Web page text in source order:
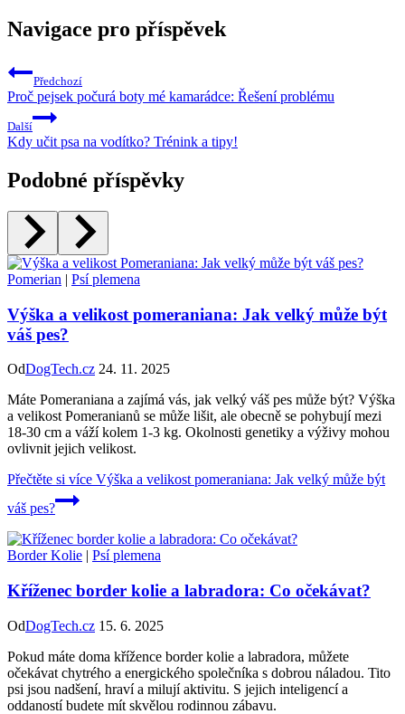
Navigace pro příspěvek
Předchozí
Proč pejsek počurá boty mé kamarádce: Řešení problému
Další
Kdy učit psa na vodítko? Trénink a tipy!
Podobné příspěvky
Pomerian | Psí plemena
Výška a velikost pomeraniana: Jak velký může být
váš pes?
OdDogTech.cz 24. 11. 2025
Máte Pomeraniana a zajímá vás, jak velký váš pes může být? Výška
a velikost Pomeranianů se může lišit, ale obecně se pohybují mezi
18-30 cm a váží kolem 1-3 kg. Okolnosti genetiky a výživy mohou
ovlivnit jejich velikost.
Přečtěte si více Výška a velikost pomeraniana: Jak velký může být
váš pes?
Border Kolie | Psí plemena
Kříženec border kolie a labradora: Co očekávat?
OdDogTech.cz 15. 6. 2025
Pokud máte doma křížence border kolie a labradora, můžete
očekávat chytrého a energického společníka s dobrou náladou. Tito
psi jsou nadšení, hraví a milují aktivitu. S jejich inteligencí a
oddaností budete mít skvělou rodinnou zábavu.